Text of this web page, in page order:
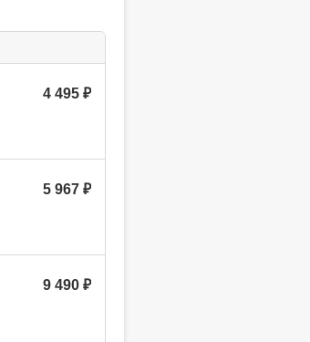
4 495
5 967
9 490